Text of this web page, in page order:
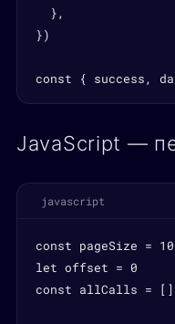
  },
})
const { success,
JavaScript —
javascript
const pageSize =
let offset = 0
const allCalls = []